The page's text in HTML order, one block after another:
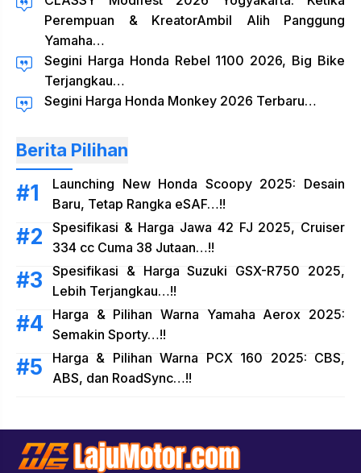
Perempuan & KreatorAmbil Alih Panggung
Yamaha…
Segini Harga Honda Rebel 1100 2026, Big Bike
Terjangkau…
Segini Harga Honda Monkey 2026 Terbaru…
Berita Pilihan
Launching New Honda Scoopy 2025: Desain
Baru, Tetap Rangka eSAF…!!
Spesifikasi & Harga Jawa 42 FJ 2025, Cruiser
334 cc Cuma 38 Jutaan…!!
Spesifikasi & Harga Suzuki GSX-R750 2025,
Lebih Terjangkau…!!
Harga & Pilihan Warna Yamaha Aerox 2025:
Semakin Sporty…!!
Harga & Pilihan Warna PCX 160 2025: CBS,
ABS, dan RoadSync…!!